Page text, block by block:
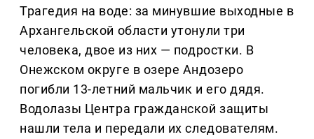
Трагедия на воде: за минувшие выходные в
Архангельской области утонули три
человека, двое из них — подростки. В
Онежском округе в озере Андозеро
погибли 13-летний мальчик и его дядя.
Водолазы Центра гражданской защиты
нашли тела и передали их следователям.